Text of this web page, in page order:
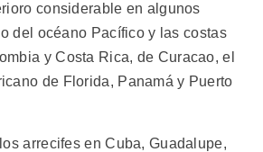
considerable en algunos
del océano Pacífico y las costas
y Costa Rica, de Curacao, el
de Florida, Panamá y Puerto
arrecifes en Cuba, Guadalupe,